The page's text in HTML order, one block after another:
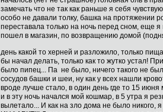
замечать что не так как раньше я себя
особо не давали толку, башка на протяжении
переставала только на ночь перед сном, еще
пошел в магазин, по возвращению домой
день какой то херней и разложило, только
бы начал делать, только как то жутко устал!
было пипец... Па не было, ничего такого не
сосудов башки и шеи, ну как у всех нашли
вроде лучше стало, в один день где то 15 июня
и в эту ночь начался мой кошмар, в 5 утра я
вылетало... И как на зло дома не было никого,